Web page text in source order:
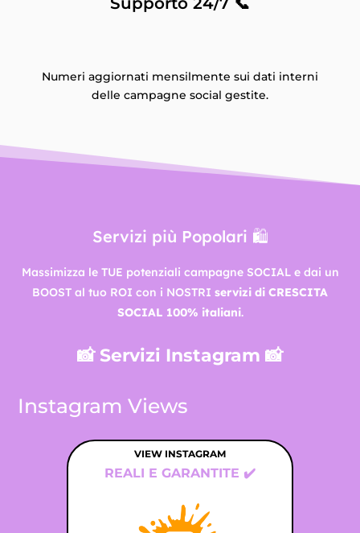
Numeri aggiornati mensilmente sui dati interni
delle campagne social gestite.
Servizi più Popolari 🛍️
Massimizza le TUE potenziali campagne SOCIAL e dai un
BOOST al tuo ROI con i NOSTRI servizi di CRESCITA
SOCIAL 100% italiani.
📸 Servizi Instagram 📸
Instagram Views
VIEW INSTAGRAM
REALI E GARANTITE ✔️